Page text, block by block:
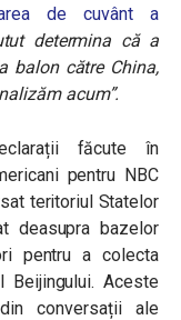
de cuvânt a
determina că a
balon către China,
acum”.
făcute în
pentru NBC
teritoriul Statelor
deasupra bazelor
pentru a colecta
Aceste
conversații ale